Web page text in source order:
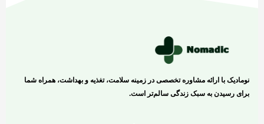
نومادیک با ارائه مشاوره تخصصی در زمینه سلامت، تغذیه و بهداشت، همراه شما
برای رسیدن به سبک زندگی سالم‌تر است.